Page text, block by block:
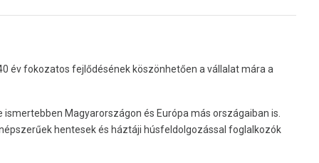
év fokozatos fejlődésének köszönhetően a vállalat mára a
Magyarországon és Európa más országaiban is.
hentesek és háztáji húsfeldolgozással foglalkozók